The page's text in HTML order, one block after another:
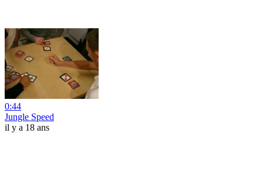
0:44
Jungle Speed
il y a 18 ans